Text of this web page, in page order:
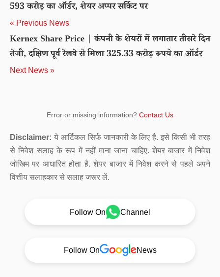
593 करोड़ का ऑर्डर, शेयर अप्पर सर्किट पर
« Previous News
Kernex Share Price | कंपनी के शेयरों में लगातार तीसरे दिन
तेजी, दक्षिण पूर्व रेलवे से मिला 325.33 करोड़ रूपये का ऑर्डर
Next News »
Error or missing information? Contact Us
Disclaimer: ये आर्टिकल सिर्फ जानकारी के लिए है. इसे किसी भी तरह
से निवेश सलाह के रूप में नहीं माना जाना चाहिए. शेयर बाजार में निवेश
जोखिम पर आधारित होता है. शेयर बाजार में निवेश करने से पहले अपने
वित्तीय सलाहकार से सलाह जरूर लें.
Follow On Channel
Follow On News